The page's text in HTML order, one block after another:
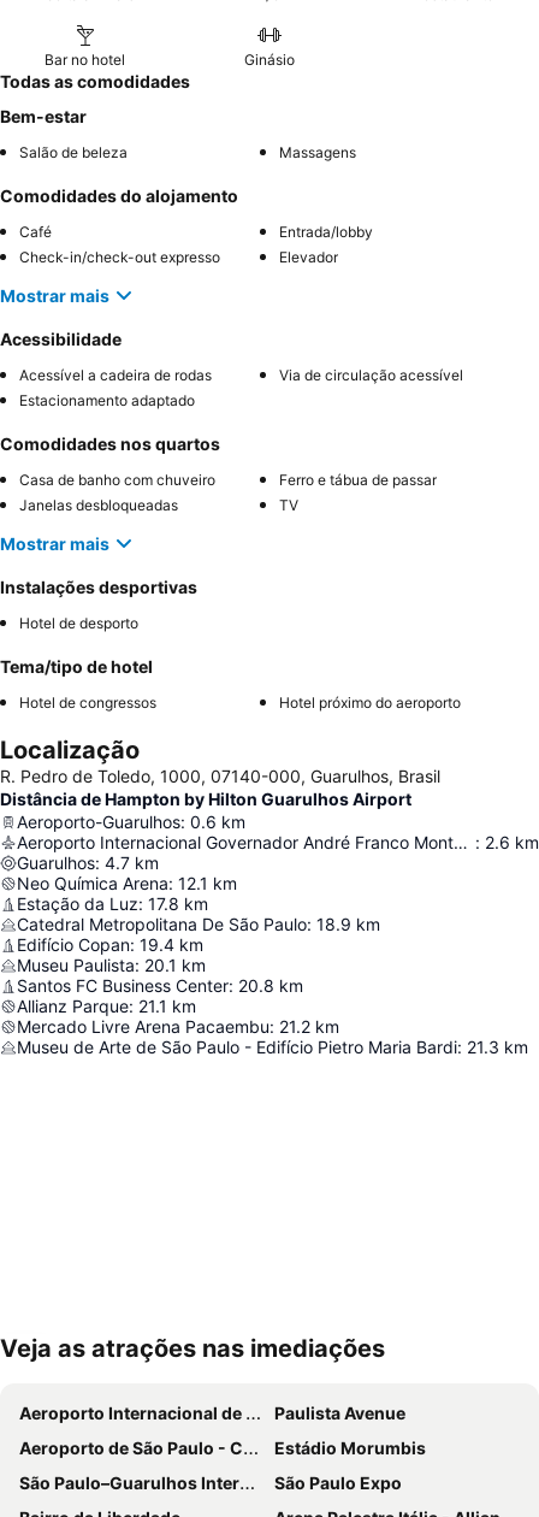
Bar no hotel Ginásio
Todas as comodidades
Bem-estar
Salão de beleza Massagens
Comodidades do alojamento
Café
Entrada/lobby
Check-in/check-out expresso
Elevador
Mostrar mais
Acessibilidade
Acessível a cadeira de rodas
Via de circulação acessível
Estacionamento adaptado
Comodidades nos quartos
Casa de banho com chuveiro
Ferro e tábua de passar
Janelas desbloqueadas
TV
Mostrar mais
Instalações desportivas
Hotel de desporto
Tema/tipo de hotel
Hotel de congressos Hotel próximo do aeroporto
Localização
R. Pedro de Toledo, 1000, 07140-000, Guarulhos, Brasil
Distância de Hampton by Hilton Guarulhos Airport
Aeroporto-Guarulhos: 0.6 km
Aeroporto Internacional Governador André Franco Montoro : 2.6 km
Guarulhos: 4.7 km
Neo Química Arena: 12.1 km
Estação da Luz: 17.8 km
Catedral Metropolitana De São Paulo: 18.9 km
Edifício Copan: 19.4 km
Museu Paulista: 20.1 km
Santos FC Business Center: 20.8 km
Allianz Parque: 21.1 km
Mercado Livre Arena Pacaembu: 21.2 km
Museu de Arte de São Paulo - Edifício Pietro Maria Bardi: 21.3 km
Ampliar mapa
Veja as atrações nas imediações
Aeroporto Internacional de São Paulo - Guarulhos
Paulista Avenue
Aeroporto de São Paulo - Congonhas
Estádio Morumbis
São Paulo–Guarulhos International Airport
São Paulo Expo